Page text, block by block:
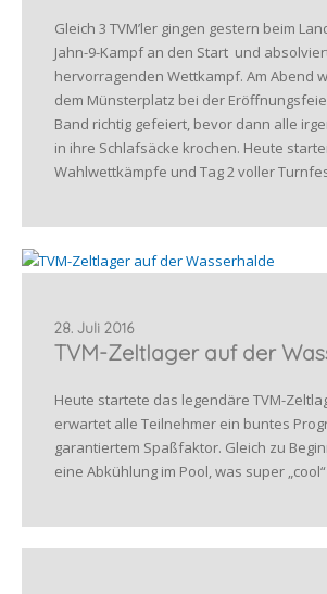
Gleich 3 TVM’ler gingen gestern beim
Jahn-9-Kampf an den Start und
hervorragenden Wettkampf. Am Abend
dem Münsterplatz bei der
Band richtig gefeiert, bevor dann alle
in ihre Schlafsäcke krochen. Heute
Wahlwettkämpfe und Tag 2 voller
28. Juli 2016
TVM-Zeltlager auf der
Heute startete das legendäre TVM-
erwartet alle Teilnehmer ein buntes
garantiertem Spaßfaktor. Gleich zu
eine Abkühlung im Pool, was super